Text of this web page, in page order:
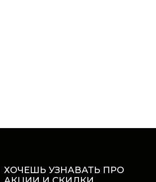
ХОЧЕШЬ УЗНАВАТЬ ПРО